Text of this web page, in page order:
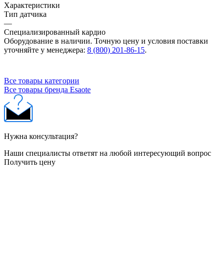
Характеристики
Тип датчика
—
Специализированный кардио
Оборудование в наличии. Точную цену и условия поставки
уточняйте у менеджера: 8 (800) 201-86-15.
Все товары категории
Все товары бренда Esaote
Нужна консультация?
Наши специалисты ответят на любой интересующий вопрос
Получить цену